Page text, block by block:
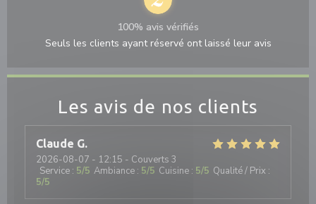
Les avis de nos clients
Claude G
2026-08-07 - 12:15 - Couverts 3
Service : 5/5 Ambiance : 5/5 Cuisine : 5/5 Qualité / Prix :
5/5
100% avis vérifiés
Seuls les clients ayant réservé ont laissé leur avis